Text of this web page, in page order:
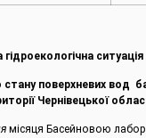
гідроекологічна ситуація
стану поверхневих вод
Чернівецької
місяця Басейновою